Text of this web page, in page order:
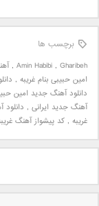
برچسب ها
Amin Habibi , Gharibeh
,
امین حبیبی بنام غریبه ,
دانلود آهنگ جدید امین
آهنگ جدید ایرانی , دانلود
غریبه , کد پیشواز آهنگ